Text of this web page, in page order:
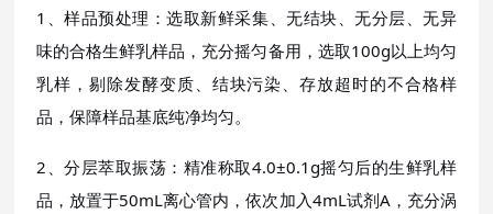
1、样品预处理：选取新鲜采集、无结块、无分层、无异
味的合格生鲜乳样品，充分摇匀备用，选取100g以上均匀
乳样，剔除发酵变质、结块污染、存放超时的不合格样
品，保障样品基底纯净均匀。
2、分层萃取振荡：精准称取4.0±0.1g摇匀后的生鲜乳样
品，放置于50mL离心管内，依次加入4mL试剂A，充分涡